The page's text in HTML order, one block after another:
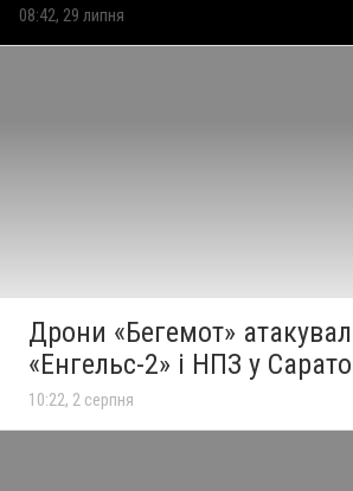
08:42, 29 липня
Дрони «Бегемот»
«Енгельс-2» і НПЗ у
10:22, 2 серпня